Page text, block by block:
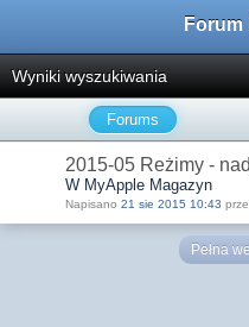
Forum
Wyniki wyszukiwania
Forums
2015-05 Reżimy -
W MyApple Magazyn
Napisano 21 sie 2015 10:43
Pełna